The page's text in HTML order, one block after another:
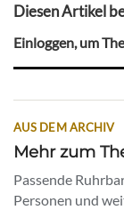
Diesen Artikel
Einloggen, um
AUS DEM ARCHIV
Mehr zum
Passende
Personen und